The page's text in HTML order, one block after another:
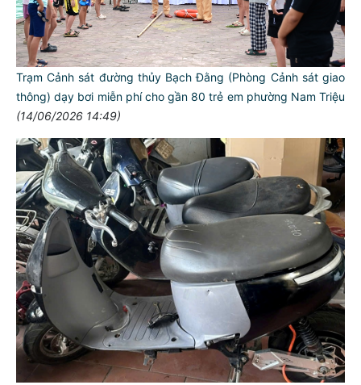
Trạm Cảnh sát đường thủy Bạch Đằng (Phòng Cảnh sát giao
thông) dạy bơi miễn phí cho gần 80 trẻ em phường Nam Triệu
(14/06/2026 14:49)